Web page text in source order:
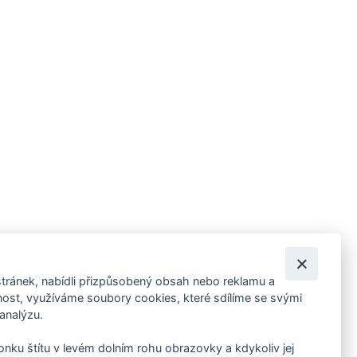
pozvánky na kulturní a sportovní akce?
nabídli přizpůsobený obsah nebo reklamu a
využíváme soubory cookies, které sdílíme se svými
štítu v levém dolním rohu obrazovky a kdykoliv jej